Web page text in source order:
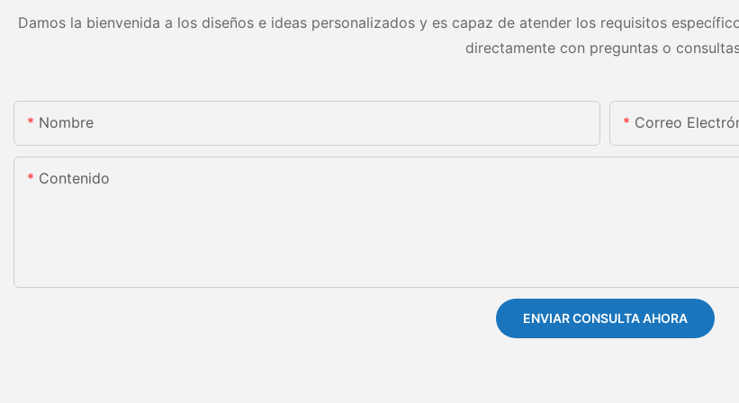
Damos la bienvenida a los diseños e ideas personalizados y es capaz de atender los requisitos
directamente con preguntas o
Nombre Correo
Contenido
ENVIAR CONSULTA AHORA